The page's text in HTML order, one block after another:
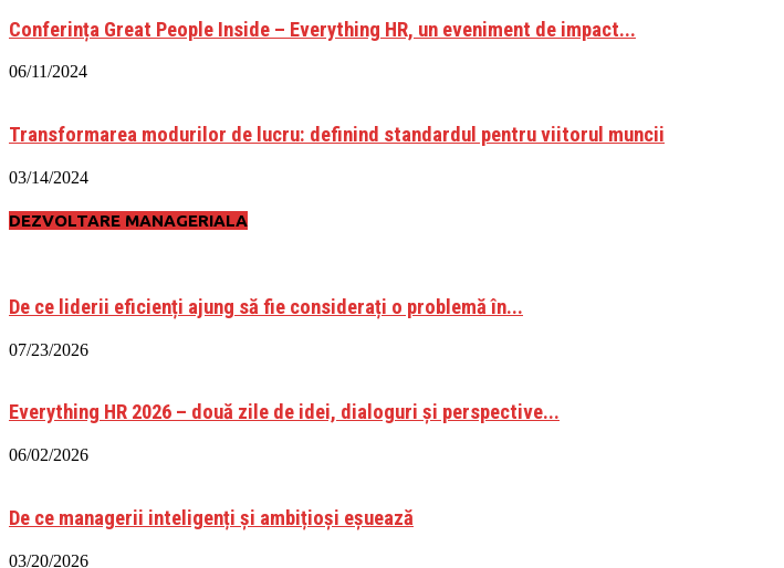
Conferința Great People Inside – Everything HR, un eveniment de impact...
06/11/2024
Transformarea modurilor de lucru: definind standardul pentru viitorul muncii
03/14/2024
DEZVOLTARE MANAGERIALA
De ce liderii eficienți ajung să fie considerați o problemă în...
07/23/2026
Everything HR 2026 – două zile de idei, dialoguri și perspective...
06/02/2026
De ce managerii inteligenți și ambițioși eșuează
03/20/2026